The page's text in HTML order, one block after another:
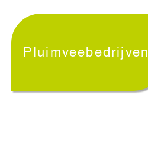
Pluimveebedrijven